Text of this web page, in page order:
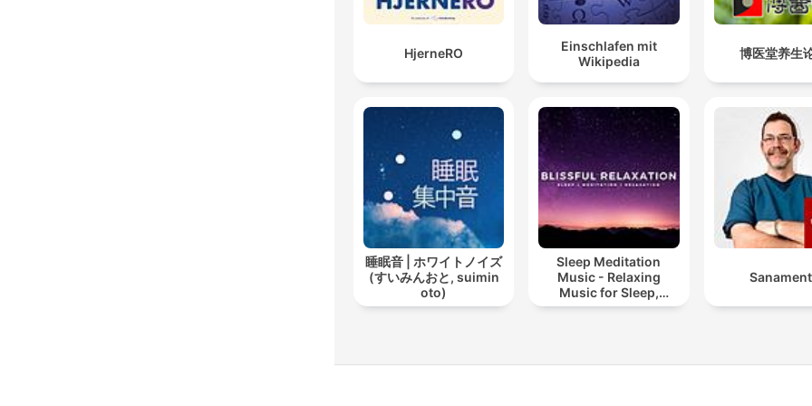
HjerneRO
Einschlafen mit
Wikipedia
博医堂养生
睡眠音 | ホワイトノイズ
(すいみんおと, suimin
oto)
Sleep Meditation
Music - Relaxing
Music for Sleep,
Meditation &